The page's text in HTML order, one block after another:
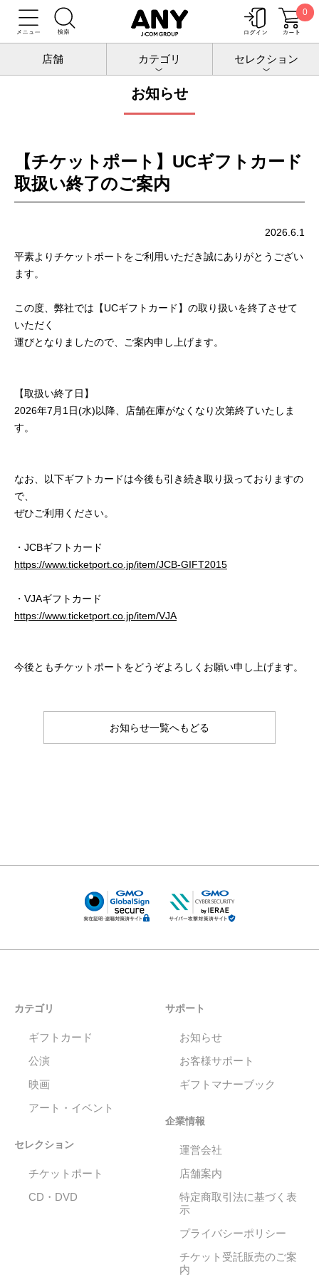
0
店舗 カテゴリ セレクション
トップ お知らせ
お知らせ
【チケットポート】UCギフトカード
取扱い終了のご案内
2026.6.1
平素よりチケットポートをご利用いただき誠にありがとうござい
ます。
この度、弊社では【UCギフトカード】の取り扱いを終了させて
いただく
運びとなりましたので、ご案内申し上げます。
【取扱い終了日】
2026年7月1日(水)以降、店舗在庫がなくなり次第終了いたしま
す。
なお、以下ギフトカードは今後も引き続き取り扱っておりますの
で、
ぜひご利用ください。
・JCBギフトカード
https://www.ticketport.co.jp/item/JCB-GIFT2015
・VJAギフトカード
https://www.ticketport.co.jp/item/VJA
今後ともチケットポートをどうぞよろしくお願い申し上げます。
お知らせ一覧へもどる
カテゴリ
ギフトカード
公演
映画
アート・イベント
セレクション
チケットポート
CD・DVD
サポート
お知らせ
お客様サポート
ギフトマナーブック
企業情報
運営会社
店舗案内
特定商取引法に基づく表
示
プライバシーポリシー
チケット受託販売のご案
内